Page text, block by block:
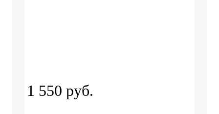
1 550 руб.